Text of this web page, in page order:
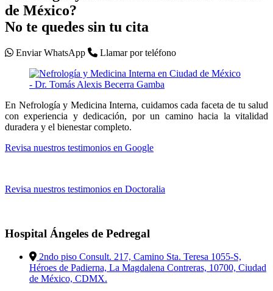
de México?
No te quedes sin tu cita
Enviar WhatsApp Llamar por teléfono
En Nefrología y Medicina Interna, cuidamos cada faceta de tu salud
con experiencia y dedicación, por un camino hacia la vitalidad
duradera y el bienestar completo.
Revisa nuestros testimonios en Google
Revisa nuestros testimonios en Doctoralia
Hospital Ángeles de Pedregal
2ndo piso Consult. 217, Camino Sta. Teresa 1055-S,
Héroes de Padierna, La Magdalena Contreras, 10700, Ciudad
de México, CDMX.